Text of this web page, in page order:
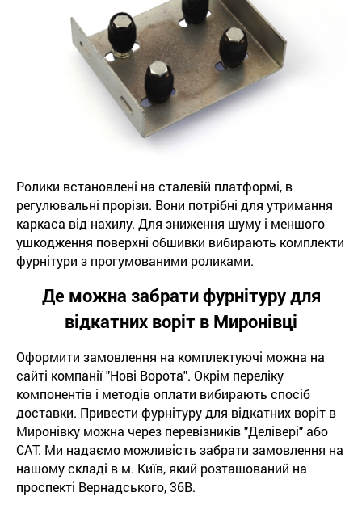
Ролики встановлені на сталевій платформі, в
регулювальні прорізи. Вони потрібні для утримання
каркаса від нахилу. Для зниження шуму і меншого
ушкодження поверхні обшивки вибирають комплекти
фурнітури з прогумованими роликами.
Де можна забрати фурнітуру для
відкатних воріт в Миронівці
Оформити замовлення на комплектуючі можна на
сайті компанії "Нові Ворота". Окрім переліку
компонентів і методів оплати вибирають спосіб
доставки. Привести фурнітуру для відкатних воріт в
Миронівку можна через перевізників "Делівері" або
САТ. Ми надаємо можливість забрати замовлення на
нашому складі в м. Київ, який розташований на
проспекті Вернадського, 36В.